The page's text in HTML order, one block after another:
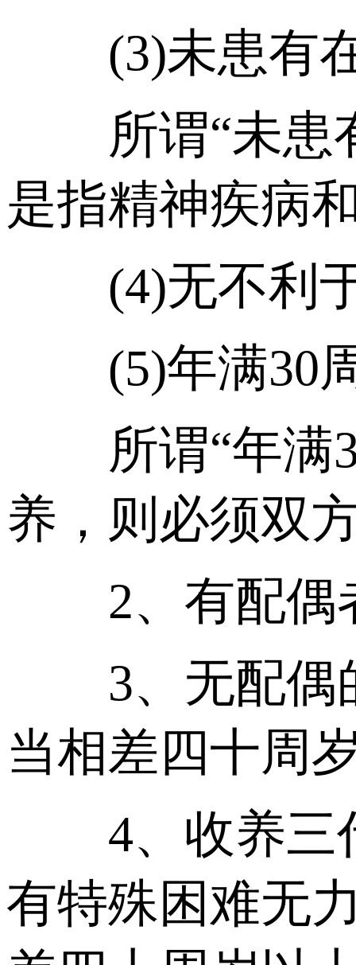
(3)未患有在
所谓“未患有
是指精神疾病
(4)无不利于
(5)年满30
所谓“年满30
养，则必须双
2、有配偶者
3、无配偶的
当相差四十周
4、收养三代
有特殊困难无